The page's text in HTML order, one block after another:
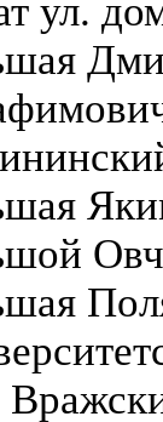
ул.